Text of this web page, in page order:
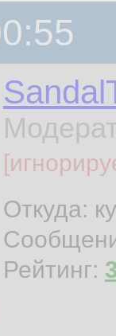
Откуда:
Рейтинг: